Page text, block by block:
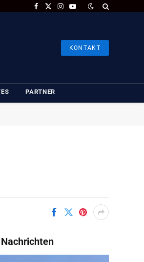
Facebook
X
Instagram
YouTube
KONTAKT
PARTNER